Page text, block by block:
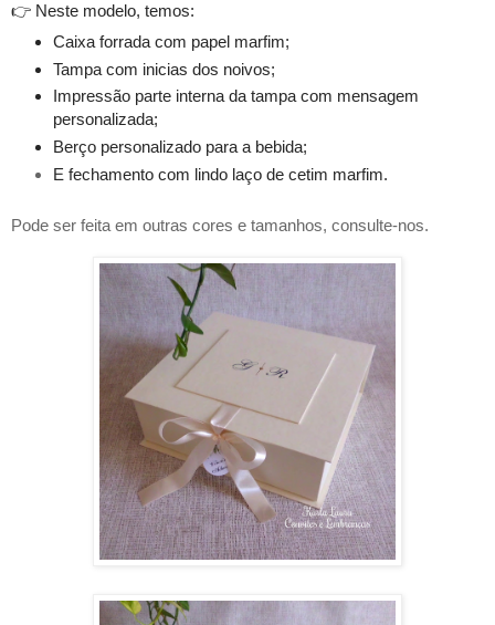
👉 Neste modelo, temos:
Caixa forrada com papel marfim;
Tampa com inicias dos noivos;
Impressão parte interna da tampa com mensagem
personalizada;
Berço personalizado para a bebida;
E fechamento com lindo laço de cetim marfim.
Pode ser feita em outras cores e tamanhos, consulte-nos.